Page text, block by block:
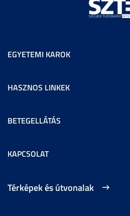
EGYETEMI KAROK
HASZNOS LINKEK
BETEGELLÁTÁS
KAPCSOLAT
Térképek és útvonalak